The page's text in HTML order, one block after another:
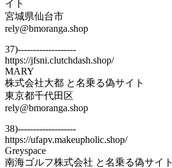
イト
宮城県仙台市
rely@bmoranga.shop
37)-------------------
https://jfsni.clutchdash.shop/
MARY
株式会社大都 と名乗る偽サイト
東京都千代田区
rely@bmoranga.shop
38)-------------------
https://ufapv.makeupholic.shop/
Greyspace
南海ゴルフ株式会社 と名乗る偽サイト